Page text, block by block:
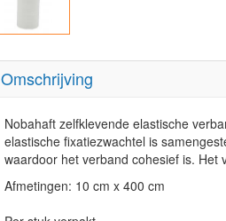
Omschrijving
Nobahaft zelfklevende elastische
elastische fixatiezwachtel is
waardoor het verband cohesief is. Het
Afmetingen: 10 cm x 400 cm